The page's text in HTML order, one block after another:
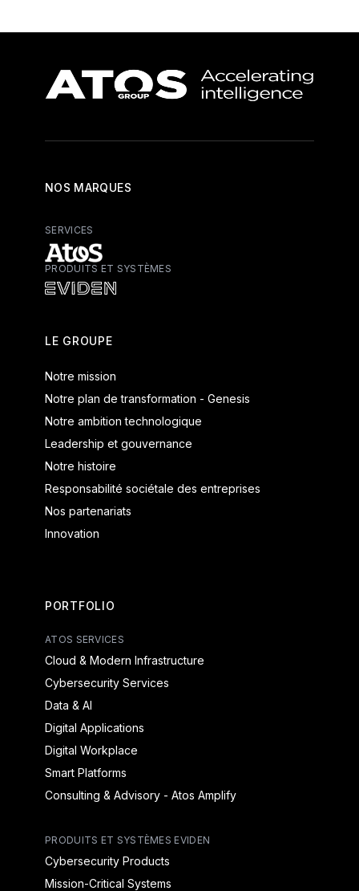
NOS MARQUES
SERVICES
Atos - Services
PRODUITS ET SYSTÈMES
LE GROUPE
Notre mission
Notre plan de transformation - Genesis
Notre ambition technologique
Leadership et gouvernance
Notre histoire
Responsabilité sociétale des entreprises
Nos partenariats
Innovation
PORTFOLIO
ATOS SERVICES
Cloud & Modern Infrastructure
Cybersecurity Services
Data & AI
Digital Applications
Digital Workplace
Smart Platforms
Consulting & Advisory - Atos Amplify
PRODUITS ET SYSTÈMES EVIDEN
Cybersecurity Products
Mission-Critical Systems